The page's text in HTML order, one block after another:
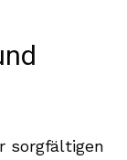
sorgfältigen